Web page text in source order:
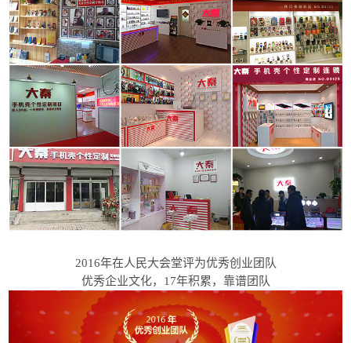
2016年在人民大会堂评为优秀创业团队
优秀企业文化，17年积累，靠谱团队